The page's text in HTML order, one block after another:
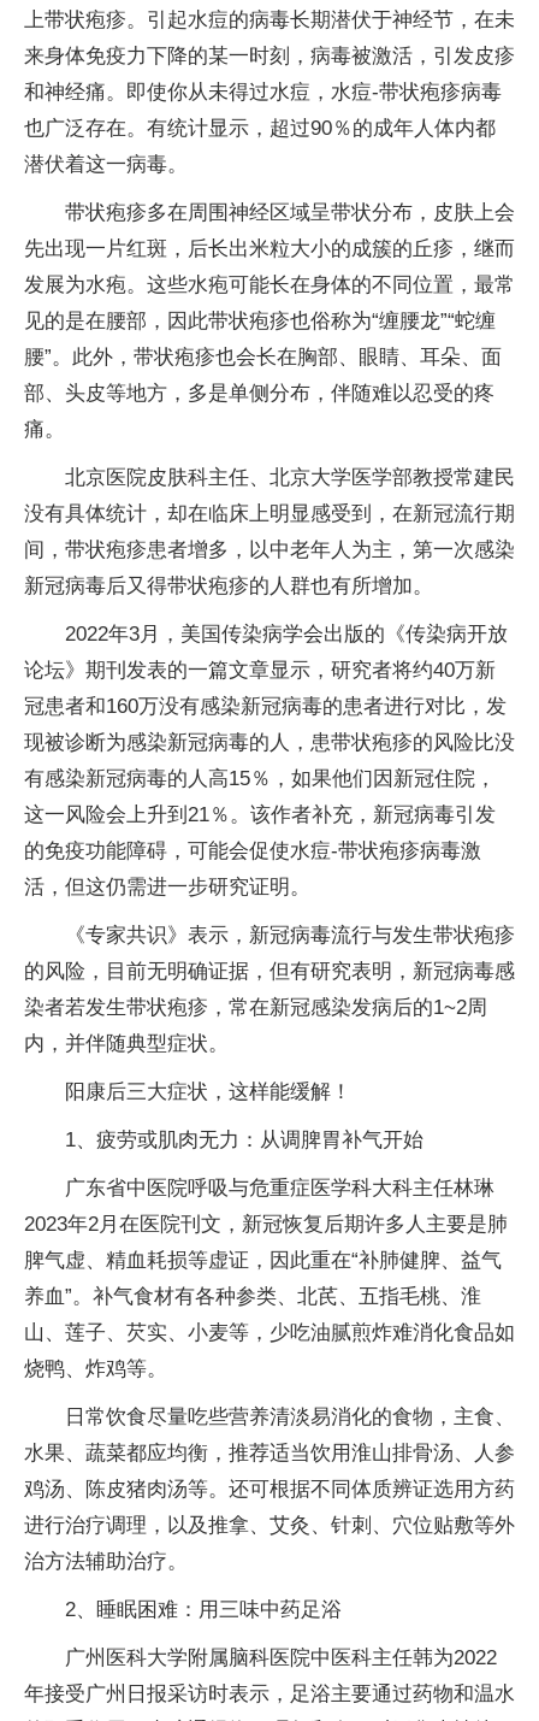
上带状疱疹。引起水痘的病毒长期潜伏于神经节，在未
来身体免疫力下降的某一时刻，病毒被激活，引发皮疹
和神经痛。即使你从未得过水痘，水痘-带状疱疹病毒
也广泛存在。有统计显示，超过90％的成年人体内都
潜伏着这一病毒。
带状疱疹多在周围神经区域呈带状分布，皮肤上会
先出现一片红斑，后长出米粒大小的成簇的丘疹，继而
发展为水疱。这些水疱可能长在身体的不同位置，最常
见的是在腰部，因此带状疱疹也俗称为“缠腰龙”“蛇缠
腰”。此外，带状疱疹也会长在胸部、眼睛、耳朵、面
部、头皮等地方，多是单侧分布，伴随难以忍受的疼
痛。
北京医院皮肤科主任、北京大学医学部教授常建民
没有具体统计，却在临床上明显感受到，在新冠流行期
间，带状疱疹患者增多，以中老年人为主，第一次感染
新冠病毒后又得带状疱疹的人群也有所增加。
2022年3月，美国传染病学会出版的《传染病开放
论坛》期刊发表的一篇文章显示，研究者将约40万新
冠患者和160万没有感染新冠病毒的患者进行对比，发
现被诊断为感染新冠病毒的人，患带状疱疹的风险比没
有感染新冠病毒的人高15％，如果他们因新冠住院，
这一风险会上升到21％。该作者补充，新冠病毒引发
的免疫功能障碍，可能会促使水痘-带状疱疹病毒激
活，但这仍需进一步研究证明。
《专家共识》表示，新冠病毒流行与发生带状疱疹
的风险，目前无明确证据，但有研究表明，新冠病毒感
染者若发生带状疱疹，常在新冠感染发病后的1~2周
内，并伴随典型症状。
阳康后三大症状，这样能缓解！
1、疲劳或肌肉无力：从调脾胃补气开始
广东省中医院呼吸与危重症医学科大科主任林琳
2023年2月在医院刊文，新冠恢复后期许多人主要是肺
脾气虚、精血耗损等虚证，因此重在“补肺健脾、益气
养血”。补气食材有各种参类、北芪、五指毛桃、淮
山、莲子、芡实、小麦等，少吃油腻煎炸难消化食品如
烧鸭、炸鸡等。
日常饮食尽量吃些营养清淡易消化的食物，主食、
水果、蔬菜都应均衡，推荐适当饮用淮山排骨汤、人参
鸡汤、陈皮猪肉汤等。还可根据不同体质辨证选用方药
进行治疗调理，以及推拿、艾灸、针刺、穴位贴敷等外
治方法辅助治疗。
2、睡眠困难：用三味中药足浴
广州医科大学附属脑科医院中医科主任韩为2022
年接受广州日报采访时表示，足浴主要通过药物和温水